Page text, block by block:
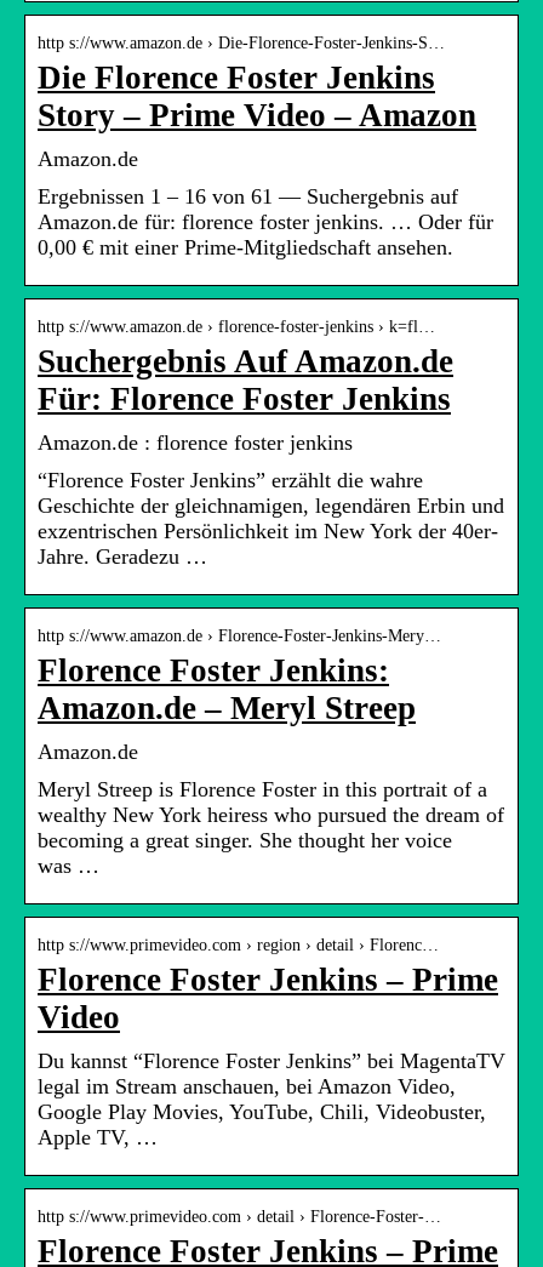
http s://www.amazon.de › Die-Florence-Foster-Jenkins-S…
Die Florence Foster Jenkins
Story – Prime Video – Amazon
Amazon.de
Ergebnissen 1 – 16 von 61 — Suchergebnis auf
Amazon.de für: florence foster jenkins. … Oder für
0,00 € mit einer Prime-Mitgliedschaft ansehen.
http s://www.amazon.de › florence-foster-jenkins › k=fl…
Suchergebnis Auf Amazon.de
Für: Florence Foster Jenkins
Amazon.de : florence foster jenkins
“Florence Foster Jenkins” erzählt die wahre
Geschichte der gleichnamigen, legendären Erbin und
exzentrischen Persönlichkeit im New York der 40er-
Jahre. Geradezu …
http s://www.amazon.de › Florence-Foster-Jenkins-Mery…
Florence Foster Jenkins:
Amazon.de – Meryl Streep
Amazon.de
Meryl Streep is Florence Foster in this portrait of a
wealthy New York heiress who pursued the dream of
becoming a great singer. She thought her voice
was …
http s://www.primevideo.com › region › detail › Florenc…
Florence Foster Jenkins – Prime
Video
Du kannst “Florence Foster Jenkins” bei MagentaTV
legal im Stream anschauen, bei Amazon Video,
Google Play Movies, YouTube, Chili, Videobuster,
Apple TV, …
http s://www.primevideo.com › detail › Florence-Foster-…
Florence Foster Jenkins – Prime